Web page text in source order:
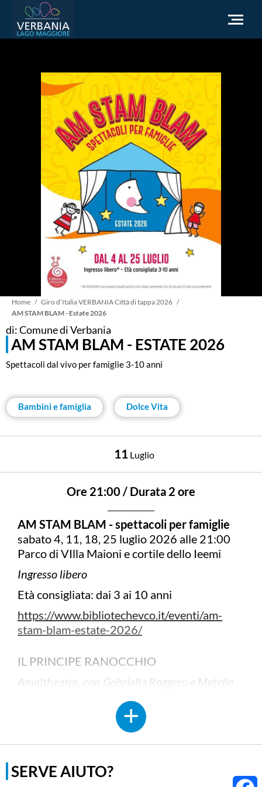
Come raggiungerci
Infopoint Turistico
Meteo
Richiesta informazioni
Sito Istituzionale
Briciole
di
pane
Home
Giro d’Italia VERBANIA Città di tappa 2026
AM STAM BLAM - Estate 2026
di: Comune di Verbania
AM STAM BLAM - ESTATE 2026
Spettacoli dal vivo per famiglie 3-10 anni
Bambini e famiglia Dolce Vita
11Luglio
Ore 21:00 / Durata 2 ore
AM STAM BLAM - spettacoli per famiglie
sabato 4, 11, 18, 25 luglio 2026 alle 21:00
Parco di VIlla Maioni e cortile dello Ieemi
Ingresso libero
Età consigliata: dai 3 ai 10 anni
https://www.bibliotechevco.it/eventi/am-
stam-blam-estate-2026/
IL PRINCIPE RANOCCHIO
Amaltheatro, con Gabriella Roggero e Metello
Sabato 11 luglio 2026, ore 21.00
Un Re dormiglione, una principessa
strega travestita da maggiordomo. Il
Ranocchio vuole conquistare la principessa e
SERVE AIUTO?